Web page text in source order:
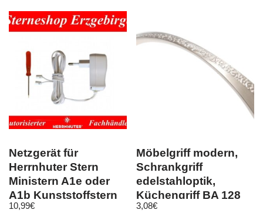
Netzgerät für
Herrnhuter Stern
Ministern A1e oder
A1b Kunststoffstern
13 cm 500 mA w
10,99€
Möbelgriff modern,
Schrankgriff
edelstahloptik,
Küchengriff BA 128
mm
3,08€